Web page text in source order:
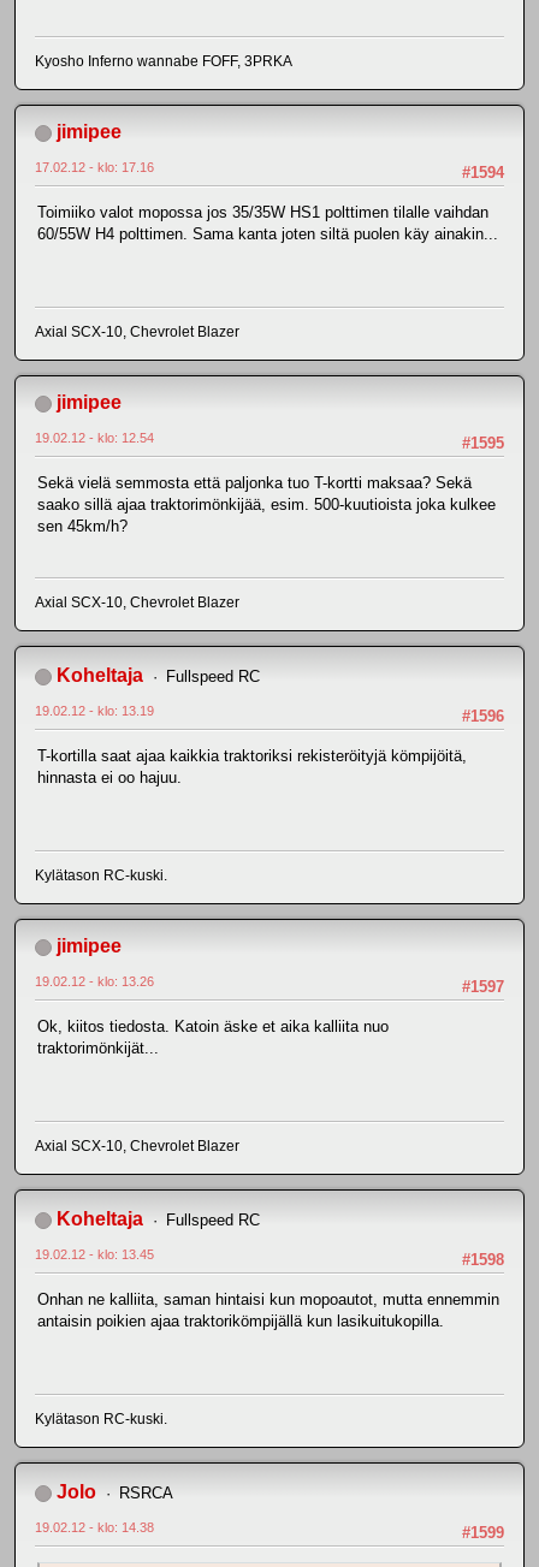
Kyosho Inferno wannabe FOFF, 3PRKA
jimipee
#1594
17.02.12 - klo: 17.16
Toimiiko valot mopossa jos 35/35W HS1 polttimen tilalle vaihdan
60/55W H4 polttimen. Sama kanta joten siltä puolen käy ainakin...
Axial SCX-10, Chevrolet Blazer
jimipee
#1595
19.02.12 - klo: 12.54
Sekä vielä semmosta että paljonka tuo T-kortti maksaa? Sekä
saako sillä ajaa traktorimönkijää, esim. 500-kuutioista joka kulkee
sen 45km/h?
Axial SCX-10, Chevrolet Blazer
Koheltaja Fullspeed RC
#1596
19.02.12 - klo: 13.19
T-kortilla saat ajaa kaikkia traktoriksi rekisteröityjä kömpijöitä,
hinnasta ei oo hajuu.
Kylätason RC-kuski.
jimipee
#1597
19.02.12 - klo: 13.26
Ok, kiitos tiedosta. Katoin äske et aika kalliita nuo
traktorimönkijät...
Axial SCX-10, Chevrolet Blazer
Koheltaja Fullspeed RC
#1598
19.02.12 - klo: 13.45
Onhan ne kalliita, saman hintaisi kun mopoautot, mutta ennemmin
antaisin poikien ajaa traktorikömpijällä kun lasikuitukopilla.
Kylätason RC-kuski.
Jolo RSRCA
#1599
19.02.12 - klo: 14.38